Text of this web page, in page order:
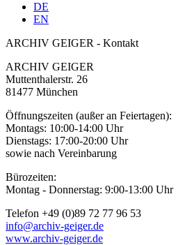
DE
EN
ARCHIV GEIGER - Kontakt
ARCHIV GEIGER
Muttenthalerstr. 26
81477 München
Öffnungszeiten (außer an Feiertagen):
Montags: 10:00-14:00 Uhr
Dienstags: 17:00-20:00 Uhr
sowie nach Vereinbarung
Bürozeiten:
Montag - Donnerstag: 9:00-13:00 Uhr
Telefon +49 (0)89 72 77 96 53
info@archiv-geiger.de
www.archiv-geiger.de